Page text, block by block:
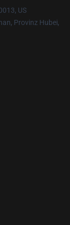
US
Provinz Hubei,